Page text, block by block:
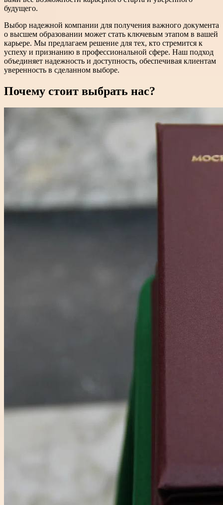
будущего.
Выбор надежной компании для получения важного документа
о высшем образовании может стать ключевым этапом в вашей
карьере. Мы предлагаем решение для тех, кто стремится к
успеху и признанию в профессиональной сфере. Наш подход
объединяет надежность и доступность, обеспечивая клиентам
уверенность в сделанном выборе.
Почему стоит выбрать нас?